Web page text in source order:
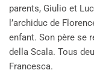
parents, Giulio et
l’archiduc de
enfant. Son père se
della Scala. Tous
Francesca.